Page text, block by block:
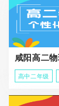
高中二年级